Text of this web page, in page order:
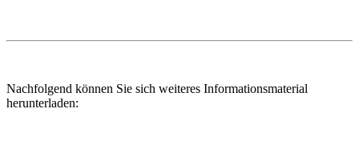
Nachfolgend können Sie sich weiteres Informationsmaterial
herunterladen: